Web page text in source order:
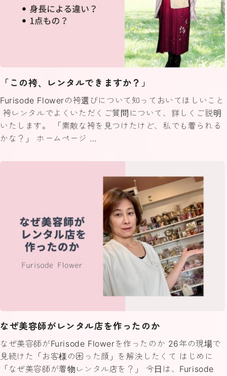
「この袴、レンタルできますか？」
Furisode Flowerの袴選びについて知っておいてほしいこと
袴レンタルでよくいただくご質問について、詳しくご説明
いたします。 「素敵な袴を見つけたけど、私でも着られる
かな？」 ホームページ …
なぜ美容師がレンタル店を作ったのか
なぜ美容師がFurisode Flowerを作ったのか 26年の現場で
見続けた「お客様の困った顔」を解決したくて はじめに
「なぜ美容師が着物レンタル店を？」 今日は、Furisode